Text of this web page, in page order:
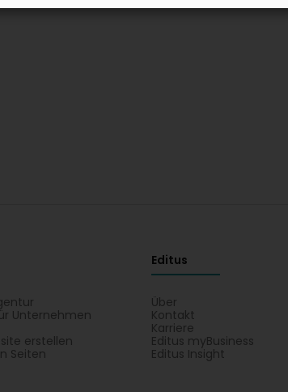
Unternehmen
erstellen
Seiten
Editus
Über
Kontakt
Karriere
Editus myBusiness
Editus Insight